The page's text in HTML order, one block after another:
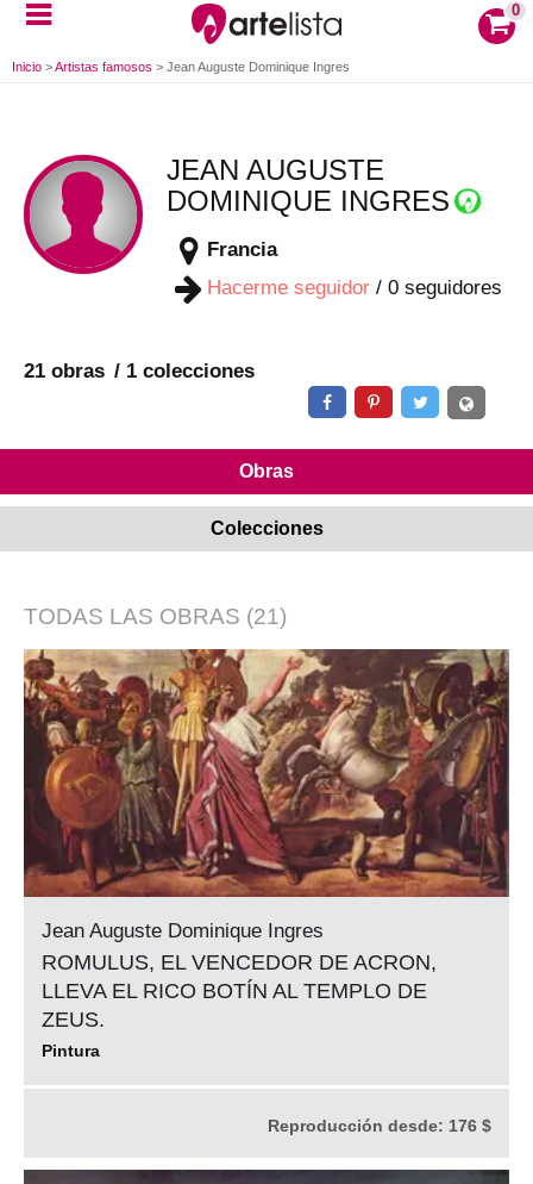
0
Inicio >Artistas famosos > Jean Auguste Dominique Ingres
JEAN AUGUSTE
DOMINIQUE INGRES
Francia
Hacerme seguidor / 0 seguidores
21 obras 1 colecciones
Obras
Colecciones
TODAS LAS OBRAS (21)
Jean Auguste Dominique Ingres
ROMULUS, EL VENCEDOR DE ACRON,
LLEVA EL RICO BOTÍN AL TEMPLO DE
ZEUS.
Pintura
Reproducción desde: 176 $